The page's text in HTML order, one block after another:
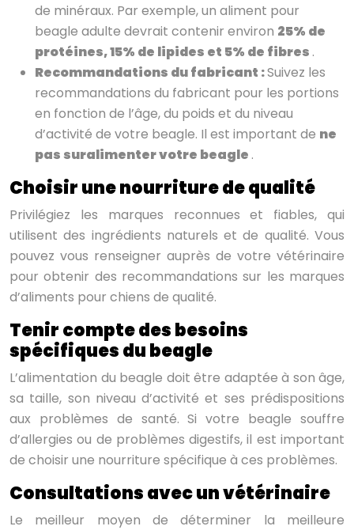
de minéraux. Par exemple, un aliment pour
beagle adulte devrait contenir environ 25% de
protéines, 15% de lipides et 5% de fibres .
Recommandations du fabricant :Suivez les
recommandations du fabricant pour les portions
en fonction de l’âge, du poids et du niveau
d’activité de votre beagle. Il est important de ne
pas suralimenter votre beagle .
Choisir une nourriture de qualité
Privilégiez les marques reconnues et fiables, qui
utilisent des ingrédients naturels et de qualité. Vous
pouvez vous renseigner auprès de votre vétérinaire
pour obtenir des recommandations sur les marques
d’aliments pour chiens de qualité.
Tenir compte des besoins
spécifiques du beagle
L’alimentation du beagle doit être adaptée à son âge,
sa taille, son niveau d’activité et ses prédispositions
aux problèmes de santé. Si votre beagle souffre
d’allergies ou de problèmes digestifs, il est important
de choisir une nourriture spécifique à ces problèmes.
Consultations avec un vétérinaire
Le meilleur moyen de déterminer la meilleure